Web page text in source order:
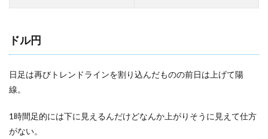
ドル円
日足は再びトレンドラインを割り込んだものの前日は上げて陽
線。
1時間足的には下に見えるんだけどなんか上がりそうに見えて仕方
がない。